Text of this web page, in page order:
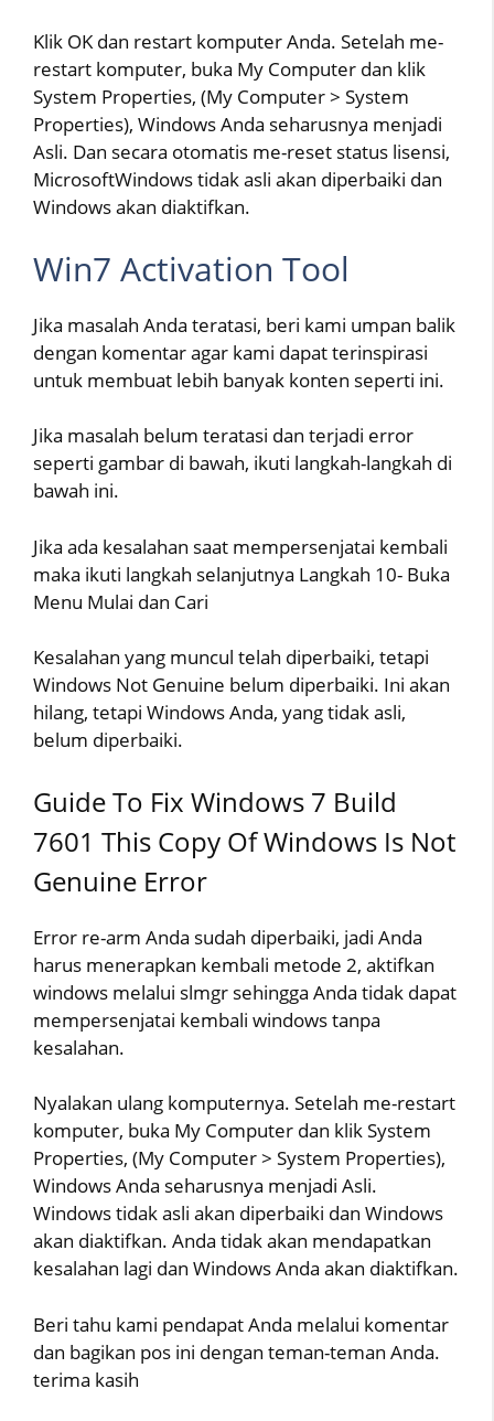
Klik OK dan restart komputer Anda. Setelah me-
restart komputer, buka My Computer dan klik
System Properties, (My Computer > System
Properties), Windows Anda seharusnya menjadi
Asli. Dan secara otomatis me-reset status lisensi,
MicrosoftWindows tidak asli akan diperbaiki dan
Windows akan diaktifkan.
Win7 Activation Tool
Jika masalah Anda teratasi, beri kami umpan balik
dengan komentar agar kami dapat terinspirasi
untuk membuat lebih banyak konten seperti ini.
Jika masalah belum teratasi dan terjadi error
seperti gambar di bawah, ikuti langkah-langkah di
bawah ini.
Jika ada kesalahan saat mempersenjatai kembali
maka ikuti langkah selanjutnya Langkah 10- Buka
Menu Mulai dan Cari
Kesalahan yang muncul telah diperbaiki, tetapi
Windows Not Genuine belum diperbaiki. Ini akan
hilang, tetapi Windows Anda, yang tidak asli,
belum diperbaiki.
Guide To Fix Windows 7 Build
7601 This Copy Of Windows Is Not
Genuine Error
Error re-arm Anda sudah diperbaiki, jadi Anda
harus menerapkan kembali metode 2, aktifkan
windows melalui slmgr sehingga Anda tidak dapat
mempersenjatai kembali windows tanpa
kesalahan.
Nyalakan ulang komputernya. Setelah me-restart
komputer, buka My Computer dan klik System
Properties, (My Computer > System Properties),
Windows Anda seharusnya menjadi Asli.
Windows tidak asli akan diperbaiki dan Windows
akan diaktifkan. Anda tidak akan mendapatkan
kesalahan lagi dan Windows Anda akan diaktifkan.
Beri tahu kami pendapat Anda melalui komentar
dan bagikan pos ini dengan teman-teman Anda.
terima kasih